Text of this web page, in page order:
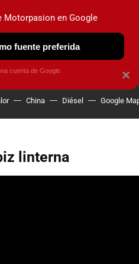
OBSERVATORIO
China Diésel Google
linterna
×
Motorpasion en Google
fuente preferida
cuenta de Google